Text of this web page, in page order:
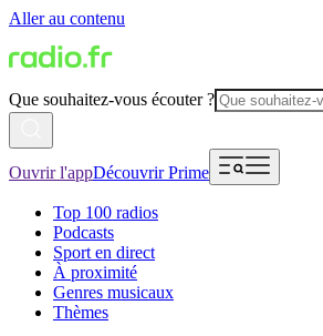
Aller au contenu
Que souhaitez-vous écouter ?
Ouvrir l'appDécouvrir Prime
Top 100 radios
Podcasts
Sport en direct
À proximité
Genres musicaux
Thèmes